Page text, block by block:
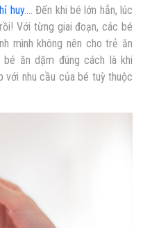
huy…
. Đến khi bé lớn hẳn, lúc
Với từng giai đoạn, các bé
mình không nên cho trẻ ăn
bé ăn dặm đúng cách là khi
với nhu cầu của bé tuỳ thuộc